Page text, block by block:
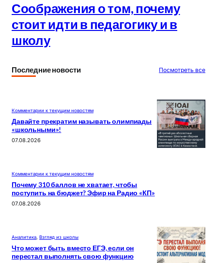
Соображения о том, почему
стоит идти в педагогику и в
школу
Последние новости Посмотреть все
Комментарии к текущим новостям
Давайте прекратим называть олимпиады
«школьными»!
07.08.2026
Комментарии к текущим новостям
Почему 310 баллов не хватает, чтобы
поступить на бюджет? Эфир на Радио «КП»
07.08.2026
Аналитика Взгляд из школы
Что может быть вместо ЕГЭ, если он
перестал выполнять свою функцию